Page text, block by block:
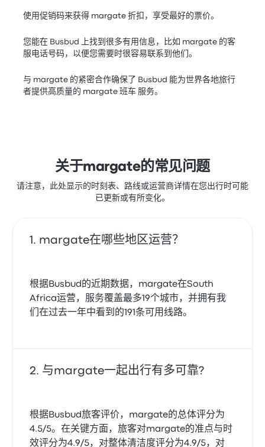
使用促销码来获得 margate 折扣，享受最好的票价。
您能在 Busbud 上找到很多有用信息，比如 margate 的客
服电话号码，以便您需要时很容易联系到他们。
与 margate 的紧密合作确保了 Busbud 能为世界各地旅行
者提供高质量的 margate 班车 服务。
关于margate的常见问题
请注意，此处显示的时刻表、路线或运营商详情在您出行时可能
已更新或有所变化。
margate在哪些地区运营？
根据Busbud的近期数据，margate在South
Africa运营，服务覆盖最多19个城市，并拥有我
们在过去一年中看到的191条可用线路。
与margate一起出行有多可靠?
根据Busbud旅客评价，margate的总体评分为
4.5/5。在关键方面，旅客对margate的准点与时
效评分为4.9/5，对整体清洁度评分为4.9/5，对